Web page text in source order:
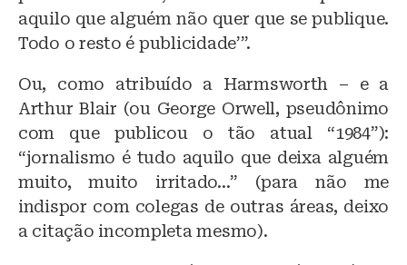
aquilo que alguém não quer que se publique.
Todo o resto é publicidade’”.
Ou, como atribuído a Harmsworth – e a
Arthur Blair (ou George Orwell, pseudônimo
com que publicou o tão atual “1984”):
“jornalismo é tudo aquilo que deixa alguém
muito, muito irritado…” (para não me
indispor com colegas de outras áreas, deixo
a citação incompleta mesmo).